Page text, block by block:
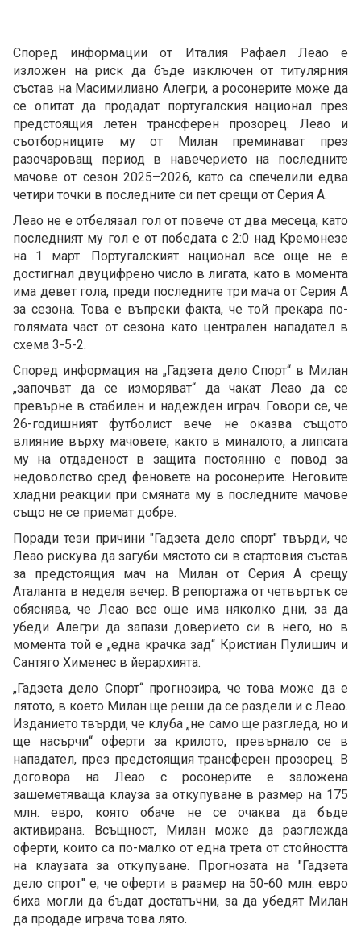
Според информации от Италия Рафаел Леао е
изложен на риск да бъде изключен от титулярния
състав на Масимилиано Алегри, а росонерите може да
се опитат да продадат португалския национал през
предстоящия летен трансферен прозорец. Леао и
съотборниците му от Милан преминават през
разочароващ период в навечерието на последните
мачове от сезон 2025–2026, като са спечелили едва
четири точки в последните си пет срещи от Серия А.
Леао не е отбелязал гол от повече от два месеца, като
последният му гол е от победата с 2:0 над Кремонезе
на 1 март. Португалският национал все още не е
достигнал двуцифрено число в лигата, като в момента
има девет гола, преди последните три мача от Серия А
за сезона. Това е въпреки факта, че той прекара по-
голямата част от сезона като централен нападател в
схема 3-5-2.
Според информация на „Гадзета дело Спорт“ в Милан
„започват да се изморяват“ да чакат Леао да се
превърне в стабилен и надежден играч. Говори се, че
26-годишният футболист вече не оказва същото
влияние върху мачовете, както в миналото, а липсата
му на отдаденост в защита постоянно е повод за
недоволство сред феновете на росонерите. Неговите
хладни реакции при смяната му в последните мачове
също не се приемат добре.
Поради тези причини "Гадзета дело спорт" твърди, че
Леао рискува да загуби мястото си в стартовия състав
за предстоящия мач на Милан от Серия А срещу
Аталанта в неделя вечер. В репортажа от четвъртък се
обяснява, че Леао все още има няколко дни, за да
убеди Алегри да запази доверието си в него, но в
момента той е „една крачка зад“ Кристиан Пулишич и
Сантяго Хименес в йерархията.
„Гадзета дело Спорт“ прогнозира, че това може да е
лятото, в което Милан ще реши да се раздели и с Леао.
Изданието твърди, че клуба „не само ще разгледа, но и
ще насърчи“ оферти за крилото, превърнало се в
нападател, през предстоящия трансферен прозорец. В
договора на Леао с росонерите е заложена
зашеметяваща клауза за откупуване в размер на 175
млн. евро, която обаче не се очаква да бъде
активирана. Всъщност, Милан може да разглежда
оферти, които са по-малко от една трета от стойността
на клаузата за откупуване. Прогнозата на "Гадзета
дело спрот" е, че оферти в размер на 50-60 млн. евро
биха могли да бъдат достатъчни, за да убедят Милан
да продаде играча това лято.